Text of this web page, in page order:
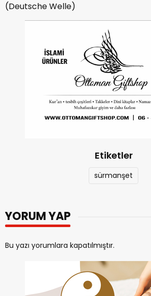
(Deutsche Welle)
Etiketler
sürmanşet
YORUM YAP
Bu yazı yorumlara kapatılmıştır.